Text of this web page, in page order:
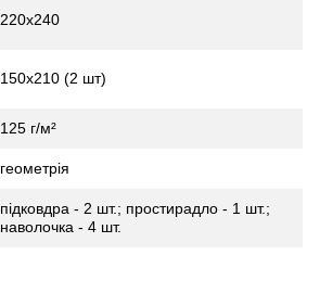
220х240
150х210 (2 шт)
125 г/м²
геометрія
підковдра - 2 шт.; простирадло - 1 шт.;
наволочка - 4 шт.